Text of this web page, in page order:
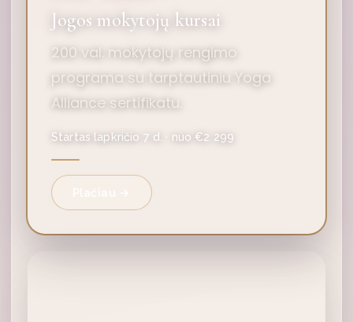
Jogos mokytojų kursai
200 val. mokytojų rengimo
programa su tarptautiniu Yoga
Alliance sertifikatu.
Startas lapkričio 7 d. · nuo €2 299